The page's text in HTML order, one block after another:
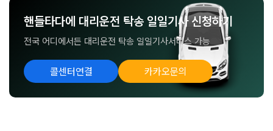
핸들타다에 대리운전 탁송 일일기사 신청하기
전국 어디에서든 대리운전 탁송 일일기사서비스 가능
콜센터연결 카카오문의